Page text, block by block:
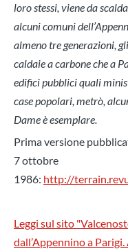
loro stessi, viene da
alcuni comuni
almeno tre generazioni,
caldaie a carbone che a
edifici pubblici quali
case popolari, metrò,
Dame è esemplare.
Prima versione
7 ottobre
1986: http://
Leggi sul sito
dall’Appennino a